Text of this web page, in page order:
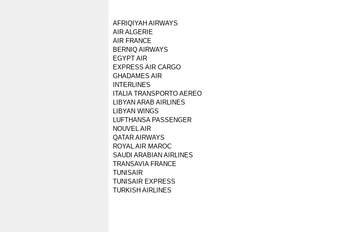
AFRIQIYAH AIRWAYS
AIR ALGERIE
AIR FRANCE
BERNIQ AIRWAYS
EGYPT AIR
EXPRESS AIR CARGO
GHADAMES AIR
INTERLINES
ITALIA TRANSPORTO AEREO
LIBYAN ARAB AIRLINES
LIBYAN WINGS
LUFTHANSA PASSENGER
NOUVEL AIR
QATAR AIRWAYS
ROYAL AIR MAROC
SAUDI ARABIAN AIRLINES
TRANSAVIA FRANCE
TUNISAIR
TUNISAIR EXPRESS
TURKISH AIRLINES